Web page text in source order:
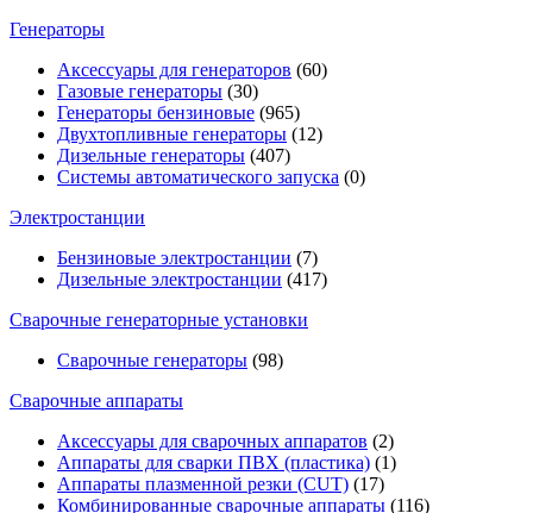
Генераторы
Аксессуары для генераторов (60)
Газовые генераторы (30)
Генераторы бензиновые (965)
Двухтопливные генераторы (12)
Дизельные генераторы (407)
Системы автоматического запуска (0)
Электростанции
Бензиновые электростанции (7)
Дизельные электростанции (417)
Сварочные генераторные установки
Сварочные генераторы (98)
Сварочные аппараты
Аксессуары для сварочных аппаратов (2)
Аппараты для сварки ПВХ (пластика) (1)
Аппараты плазменной резки (CUT) (17)
Комбинированные сварочные аппараты (116)